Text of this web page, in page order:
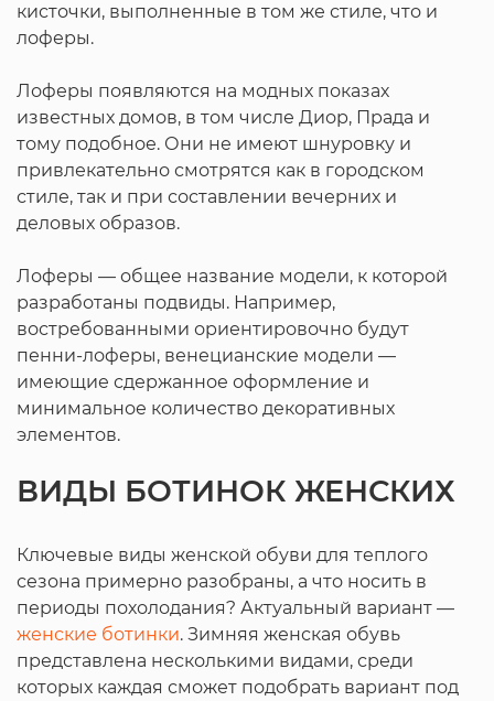
кисточки, выполненные в том же стиле, что и
лоферы.
Лоферы появляются на модных показах
известных домов, в том числе Диор, Прада и
тому подобное. Они не имеют шнуровку и
привлекательно смотрятся как в городском
стиле, так и при составлении вечерних и
деловых образов.
Лоферы — общее название модели, к которой
разработаны подвиды. Например,
востребованными ориентировочно будут
пенни-лоферы, венецианские модели —
имеющие сдержанное оформление и
минимальное количество декоративных
элементов.
ВИДЫ БОТИНОК ЖЕНСКИХ
Ключевые виды женской обуви для теплого
сезона примерно разобраны, а что носить в
периоды похолодания? Актуальный вариант —
женские ботинки. Зимняя женская обувь
представлена несколькими видами, среди
которых каждая сможет подобрать вариант под